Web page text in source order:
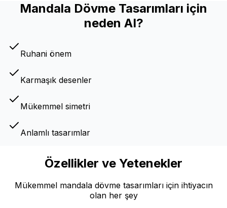
Mandala Dövme Tasarımları için
neden AI?
Ruhani önem
Karmaşık desenler
Mükemmel simetri
Anlamlı tasarımlar
Özellikler ve Yetenekler
Mükemmel mandala dövme tasarımları için ihtiyacın
olan her şey